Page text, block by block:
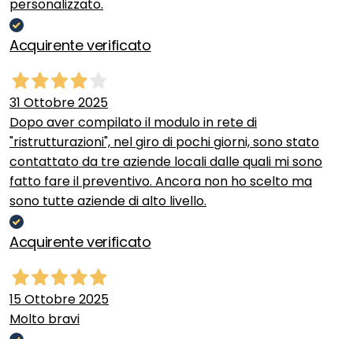
personalizzato.
Acquirente verificato
31 Ottobre 2025
Dopo aver compilato il modulo in rete di
"ristrutturazioni", nel giro di pochi giorni, sono stato
contattato da tre aziende locali dalle quali mi sono
fatto fare il preventivo. Ancora non ho scelto ma
sono tutte aziende di alto livello.
Acquirente verificato
15 Ottobre 2025
Molto bravi